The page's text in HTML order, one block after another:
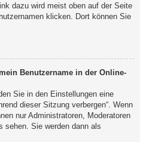
dazu wird meist oben auf der Seite
klicken. Dort können Sie
Benutzername in der Online-
Sie in den Einstellungen eine
dieser Sitzung verbergen“. Wenn
nur Administratoren, Moderatoren
sehen. Sie werden dann als